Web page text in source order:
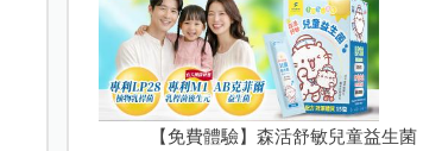
【免費體驗】森活舒敏兒童益生菌